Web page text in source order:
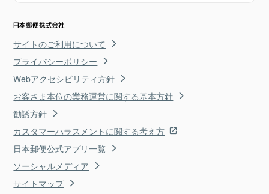
サイトのご利用について
プライバシーポリシー
Webアクセシビリティ方針
お客さま本位の業務運営に関する基本方針
勧誘方針
カスタマーハラスメントに関する考え方
日本郵便公式アプリ一覧
ソーシャルメディア
サイトマップ